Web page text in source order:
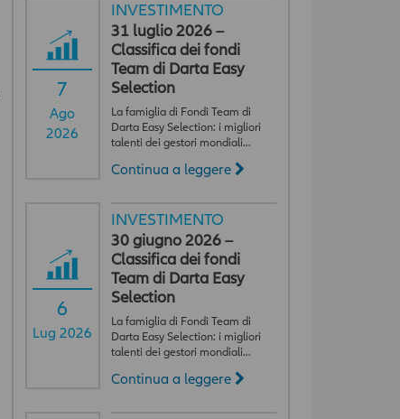
7
Ago
2026
INVESTIMENTO
31 luglio 2026 –
Classifica dei fondi
Team di Darta Easy
Selection
La famiglia di Fondi Team di
Darta Easy Selection: i migliori
talenti dei gestori mondiali…
Continua a leggere
6
Lug 2026
INVESTIMENTO
30 giugno 2026 –
Classifica dei fondi
Team di Darta Easy
Selection
La famiglia di Fondi Team di
Darta Easy Selection: i migliori
talenti dei gestori mondiali…
Continua a leggere